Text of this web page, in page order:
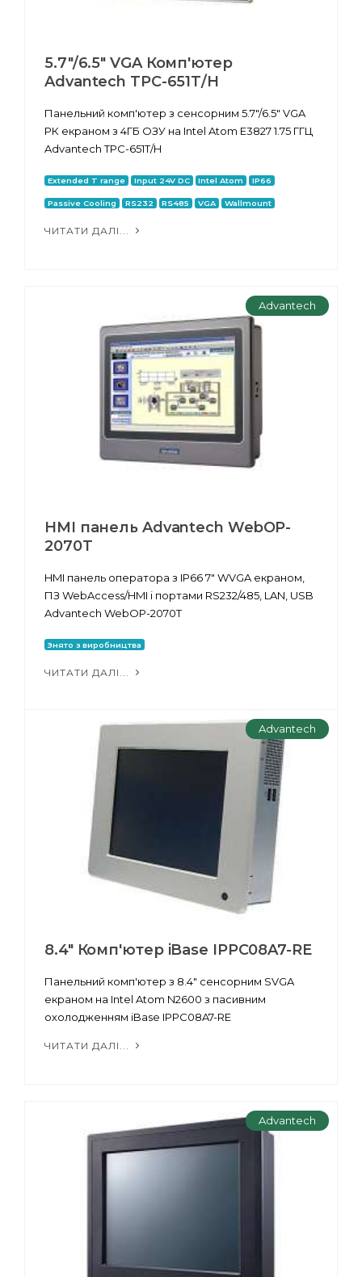
5.7"/6.5" VGA Комп'ютер
Advantech TPC-651T/H
Панельний комп'ютер з сенсорним 5.7"/6.5" VGA
РК екраном з 4ГБ ОЗУ на Intel Atom E3827 1.75 ГГЦ
Advantech TPC-651T/H
Extended T range Input 24V DC Intel Atom IP66
Passive Cooling RS232 RS485 VGA Wallmount
ЧИТАТИ ДАЛІ...
Advantech
HMI панель Advantech WebOP-
2070T
HMI панель оператора з IP66 7" WVGA екраном,
ПЗ WebAccess/HMI і портами RS232/485, LAN, USB
Advantech WebOP-2070T
Знято з виробництва
ЧИТАТИ ДАЛІ...
Advantech
8.4" Комп'ютер iBase IPPC08A7-RE
Панельний комп'ютер з 8.4" сенсорним SVGA
екраном на Intel Atom N2600 з пасивним
охолодженням iBase IPPC08A7-RE
ЧИТАТИ ДАЛІ...
Advantech